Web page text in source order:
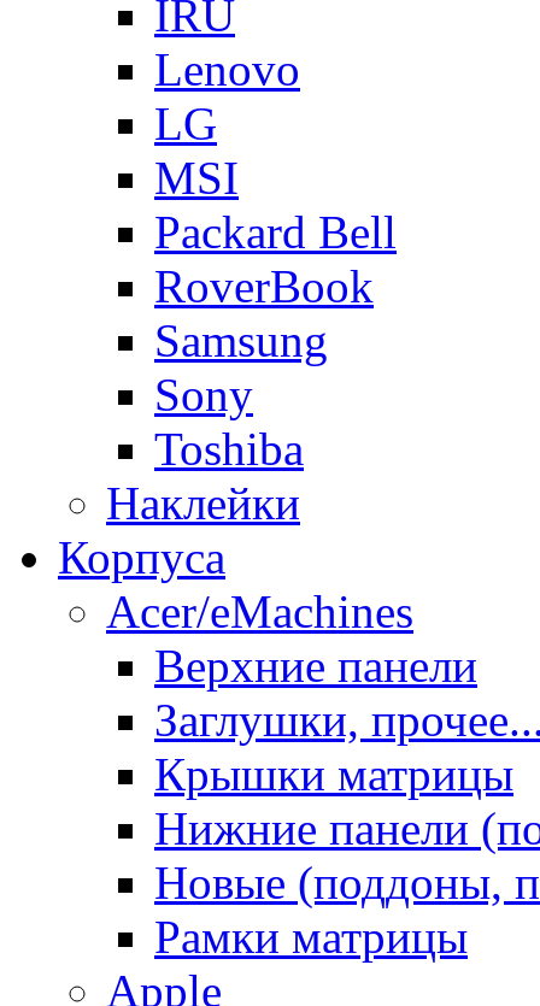
IRU
Lenovo
LG
MSI
Packard Bell
RoverBook
Samsung
Sony
Toshiba
Наклейки
Корпуса
Acer/eMachines
Верхние панели
Заглушки,
Крышки матрицы
Нижние панели
Новые (поддоны,
Рамки матрицы
Apple